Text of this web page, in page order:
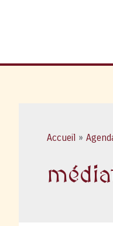
Accueil